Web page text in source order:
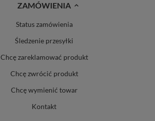
ZAMÓWIENIA
Status zamówienia
Śledzenie przesyłki
Chcę zareklamować produkt
Chcę zwrócić produkt
Chcę wymienić towar
Kontakt